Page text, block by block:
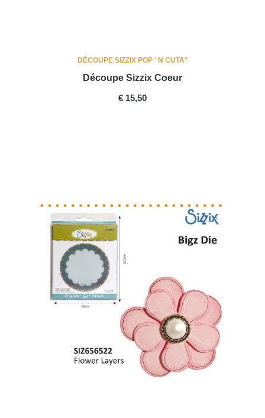
DÉCOUPE SIZZIX POP ' N CUTA"
Découpe Sizzix Coeur
PRICE
€ 15,50